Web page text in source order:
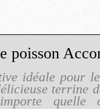
idéale pour
terrine
quelle